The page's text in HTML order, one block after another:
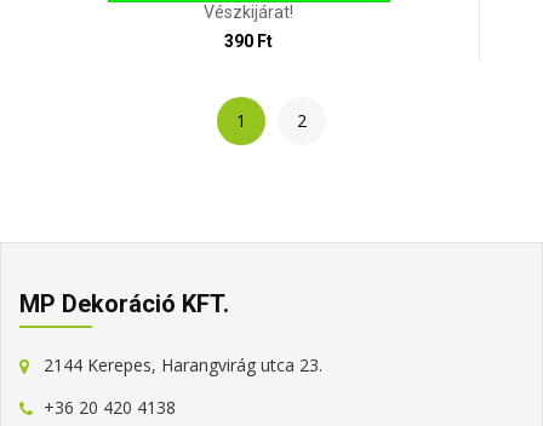
Vészkijárat!
390 Ft
1 2
MP Dekoráció KFT.
2144 Kerepes, Harangvirág utca 23.
+36 20 420 4138